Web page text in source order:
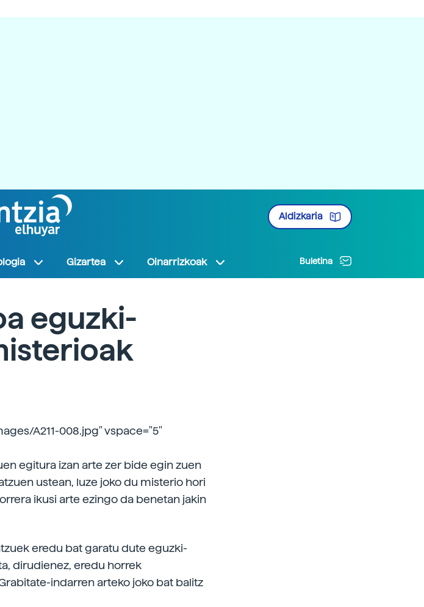
Aldizkaria
Gizartea Oinarrizkoak Buletina
eguzki-
A211-008.jpg" vspace="5"
egitura izan arte zer bide egin zuen
ustean, luze joko du misterio hori
ikusi arte ezingo da benetan jakin
eredu bat garatu dute eguzki-
dirudienez, eredu horrek
indarren arteko joko bat balitz